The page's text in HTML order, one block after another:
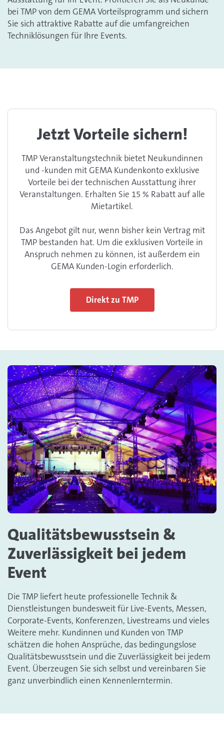
bei TMP von dem GEMA Vorteilsprogramm und sichern
Sie sich attraktive Rabatte auf die umfangreichen
Techniklösungen für Ihre Events.
Jetzt Vorteile sichern!
TMP Veranstaltungstechnik bietet Neukundinnen
und -kunden mit GEMA Kundenkonto exklusive
Vorteile bei der technischen Ausstattung ihrer
Veranstaltungen. Erhalten Sie 15 % Rabatt auf alle
Mietartikel.
Das Angebot gilt nur, wenn bisher kein Vertrag mit
TMP bestanden hat. Um die exklusiven Vorteile in
Anspruch nehmen zu können, ist außerdem ein
GEMA Kunden-Login erforderlich.
Direkt zu TMP
Qualitätsbewusstsein &
Zuverlässigkeit bei jedem
Event
Die TMP liefert heute professionelle Technik &
Dienstleistungen bundesweit für Live-Events, Messen,
Corporate-Events, Konferenzen, Livestreams und vieles
Weitere mehr. Kundinnen und Kunden von TMP
schätzen die hohen Ansprüche, das bedingungslose
Qualitätsbewusstsein und die Zuverlässigkeit bei jedem
Event. Überzeugen Sie sich selbst und vereinbaren Sie
ganz unverbindlich einen Kennenlerntermin.